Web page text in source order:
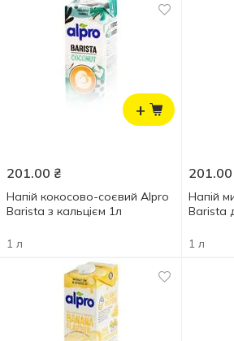
+
201.00 ₴
Напій кокосово-соєвий Alpro
Barista з кальцієм 1л
1 л
201.00
Напій
Barista
1 л